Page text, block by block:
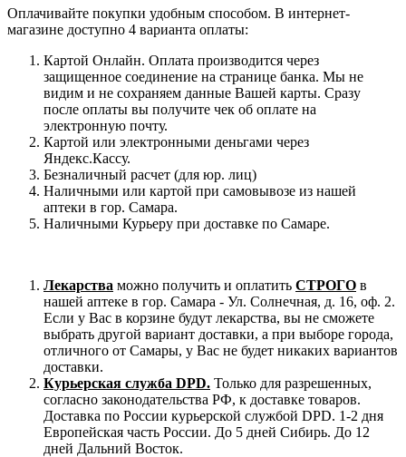
Оплачивайте покупки удобным способом. В интернет-
магазине доступно 4 варианта оплаты:
Картой Онлайн. Оплата производится через
защищенное соединение на странице банка. Мы не
видим и не сохраняем данные Вашей карты. Сразу
после оплаты вы получите чек об оплате на
электронную почту.
Картой или электронными деньгами через
Яндекс.Кассу.
Безналичный расчет (для юр. лиц)
Наличными или картой при самовывозе из нашей
аптеки в гор. Самара.
Наличными Курьеру при доставке по Самаре.
Лекарства можно получить и оплатить СТРОГО в
нашей аптеке в гор. Самара - Ул. Солнечная, д. 16, оф. 2.
Если у Вас в корзине будут лекарства, вы не сможете
выбрать другой вариант доставки, а при выборе города,
отличного от Самары, у Вас не будет никаких вариантов
доставки.
Курьерская служба DPD. Только для разрешенных,
согласно законодательства РФ, к доставке товаров.
Доставка по России курьерской службой DPD. 1-2 дня
Европейская часть России. До 5 дней Сибирь. До 12
дней Дальний Восток.